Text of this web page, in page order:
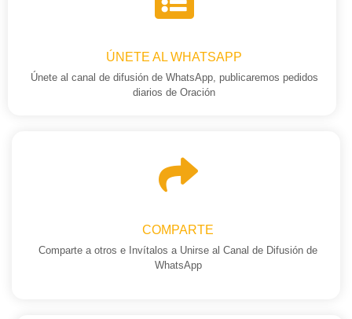
ÚNETE AL WHATSAPP
Únete al canal de difusión de WhatsApp, publicaremos pedidos
diarios de Oración
COMPARTE
Comparte a otros e Invítalos a Unirse al Canal de Difusión de
WhatsApp